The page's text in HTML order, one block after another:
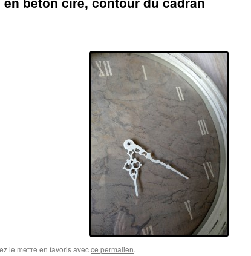
le mettre en favoris avecce permalien.